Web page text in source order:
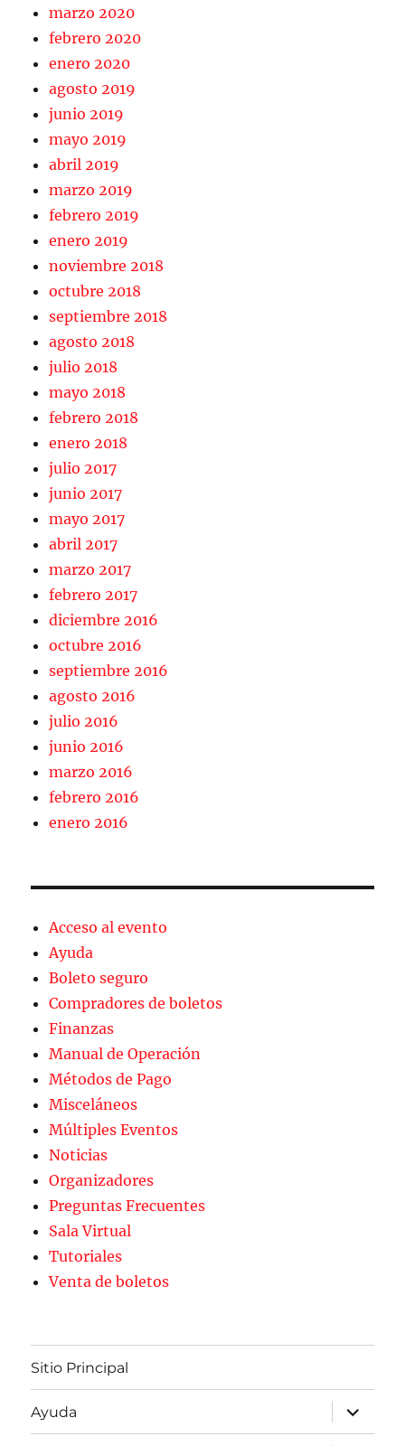
marzo 2020
febrero 2020
enero 2020
agosto 2019
junio 2019
mayo 2019
abril 2019
marzo 2019
febrero 2019
enero 2019
noviembre 2018
octubre 2018
septiembre 2018
agosto 2018
julio 2018
mayo 2018
febrero 2018
enero 2018
julio 2017
junio 2017
mayo 2017
abril 2017
marzo 2017
febrero 2017
diciembre 2016
octubre 2016
septiembre 2016
agosto 2016
julio 2016
junio 2016
marzo 2016
febrero 2016
enero 2016
Acceso al evento
Ayuda
Boleto seguro
Compradores de boletos
Finanzas
Manual de Operación
Métodos de Pago
Misceláneos
Múltiples Eventos
Noticias
Organizadores
Preguntas Frecuentes
Sala Virtual
Tutoriales
Venta de boletos
Sitio Principal
Ayuda
expande
el
menú